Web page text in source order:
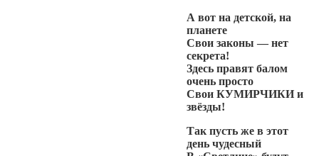
А вот на детской, на
планете
Свои законы — нет
секрета!
Здесь правят балом
очень просто
Свои КУМИРЧИКИ и
звёзды!
Так пусть же в этот
день чудесный